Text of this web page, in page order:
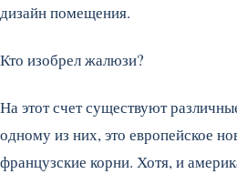
дизайн помещения.
Кто изобрел жалюзи?
На этот счет существуют
одному из них, это европейское
французские корни. Хотя, и